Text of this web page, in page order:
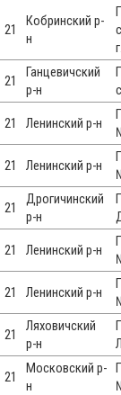
21
Кобринский р-
н
21
Ганцевичский
р-н
21 Ленинский р-н
21 Ленинский р-н
21
Дрогичинский
р-н
21 Ленинский р-н
21 Ленинский р-н
21
Ляховичский
р-н
21
Московский р-
н